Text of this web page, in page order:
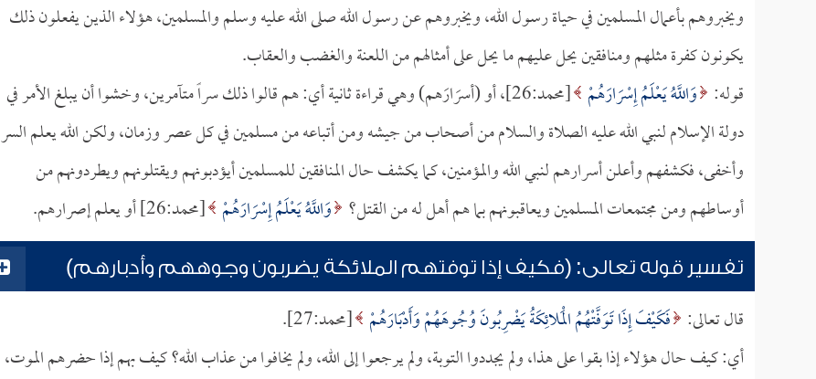
ويخبروهم بأعمال المسلمين في حياة رسول الله، ويخبروهم عن رسول الله صلى الله عليه وسلم والمسلمين، هؤلاء الذين يفعلون ذلك
يكونون كفرة مثلهم ومنافقين يحل عليهم ما يحل على أمثالهم من اللعنة والغضب والعقاب.
قوله: وَاللَّهُ يَعْلَمُ إِسْرَارَهُمْ
[محمد:26]، أو (أسرَارَهم) وهي قراءة ثانية أي: هم قالوا ذلك سراً متآمرين، وخشوا أن يبلغ الأمر في
دولة الإسلام لنبي الله عليه الصلاة والسلام من أصحاب من جيشه ومن أتباعه من مسلمين في كل عصر وزمان، ولكن الله يعلم السر
وأخفى، فكشفهم وأعلن أسرارهم لنبي الله والمؤمنين، كما يكشف حال المنافقين للمسلمين أيؤدبونهم ويقتلونهم ويطردونهم من
أوساطهم ومن مجتمعات المسلمين ويعاقبونهم بما هم أهل له من القتل؟ وَاللَّهُ يَعْلَمُ إِسْرَارَهُمْ [محمد:26] أو يعلم إصرارهم.
تفسير قوله تعالى: (فكيف إذا توفتهم الملائكة يضربون وجوههم وأدبارهم)
قال تعالى: فَكَيْفَ إِذَا تَوَفَّتْهُمُ الْمَلائِكَةُ يَضْرِبُونَ وُجُوهَهُمْ وَأَدْبَارَهُمْ [محمد:27].
أي: كيف حال هؤلاء إذا بقوا على هذا، ولم يجددوا التوبة، ولم يرجعوا إلى الله، ولم يخافوا من عذاب الله؟ كيف بهم إذا حضرهم الموت،